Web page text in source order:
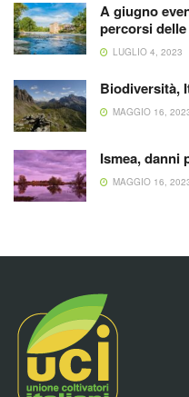
A giugno
percorsi
LUGLIO 4, 2023
Biodiversità,
MAGGIO 16,
Ismea, danni
MAGGIO 16,